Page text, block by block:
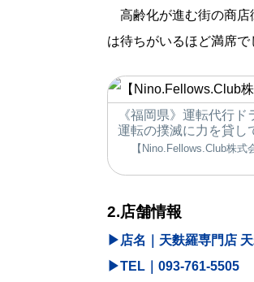
高齢化が進む街の商店
は待ちがいるほど満席で
《福岡県》運転代行
運転の撲滅に力を貸し
【Nino.Fellows.Club株
2.店舗情報
▶︎店名｜天麩羅専門店 天
▶︎TEL｜093-761-5505